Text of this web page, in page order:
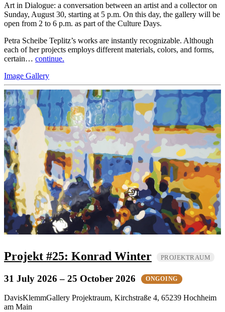
Art in Dialogue: a conversation between an artist and a collector on
Sunday, August 30, starting at 5 p.m. On this day, the gallery will be
open from 2 to 6 p.m. as part of the Culture Days.
Petra Scheibe Teplitz’s works are instantly recognizable. Although
each of her projects employs different materials, colors, and forms,
certain… continue.
Image Gallery
Projekt #25: Konrad Winter PROJEKTRAUM
31 July 2026 – 25 October 2026 ONGOING
DavisKlemmGallery Projektraum, Kirchstraße 4, 65239 Hochheim
am Main